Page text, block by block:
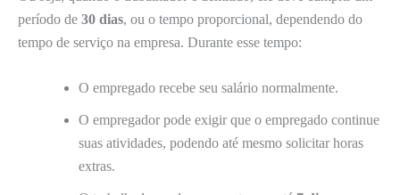
período de 30 dias, ou o tempo proporcional, dependendo do
tempo de serviço na empresa. Durante esse tempo:
O empregado recebe seu salário normalmente.
O empregador pode exigir que o empregado continue
suas atividades, podendo até mesmo solicitar horas
extras.